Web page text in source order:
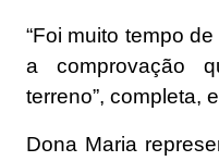
“Foi muito tempo
a comprovação
terreno”, completa,
Dona Maria